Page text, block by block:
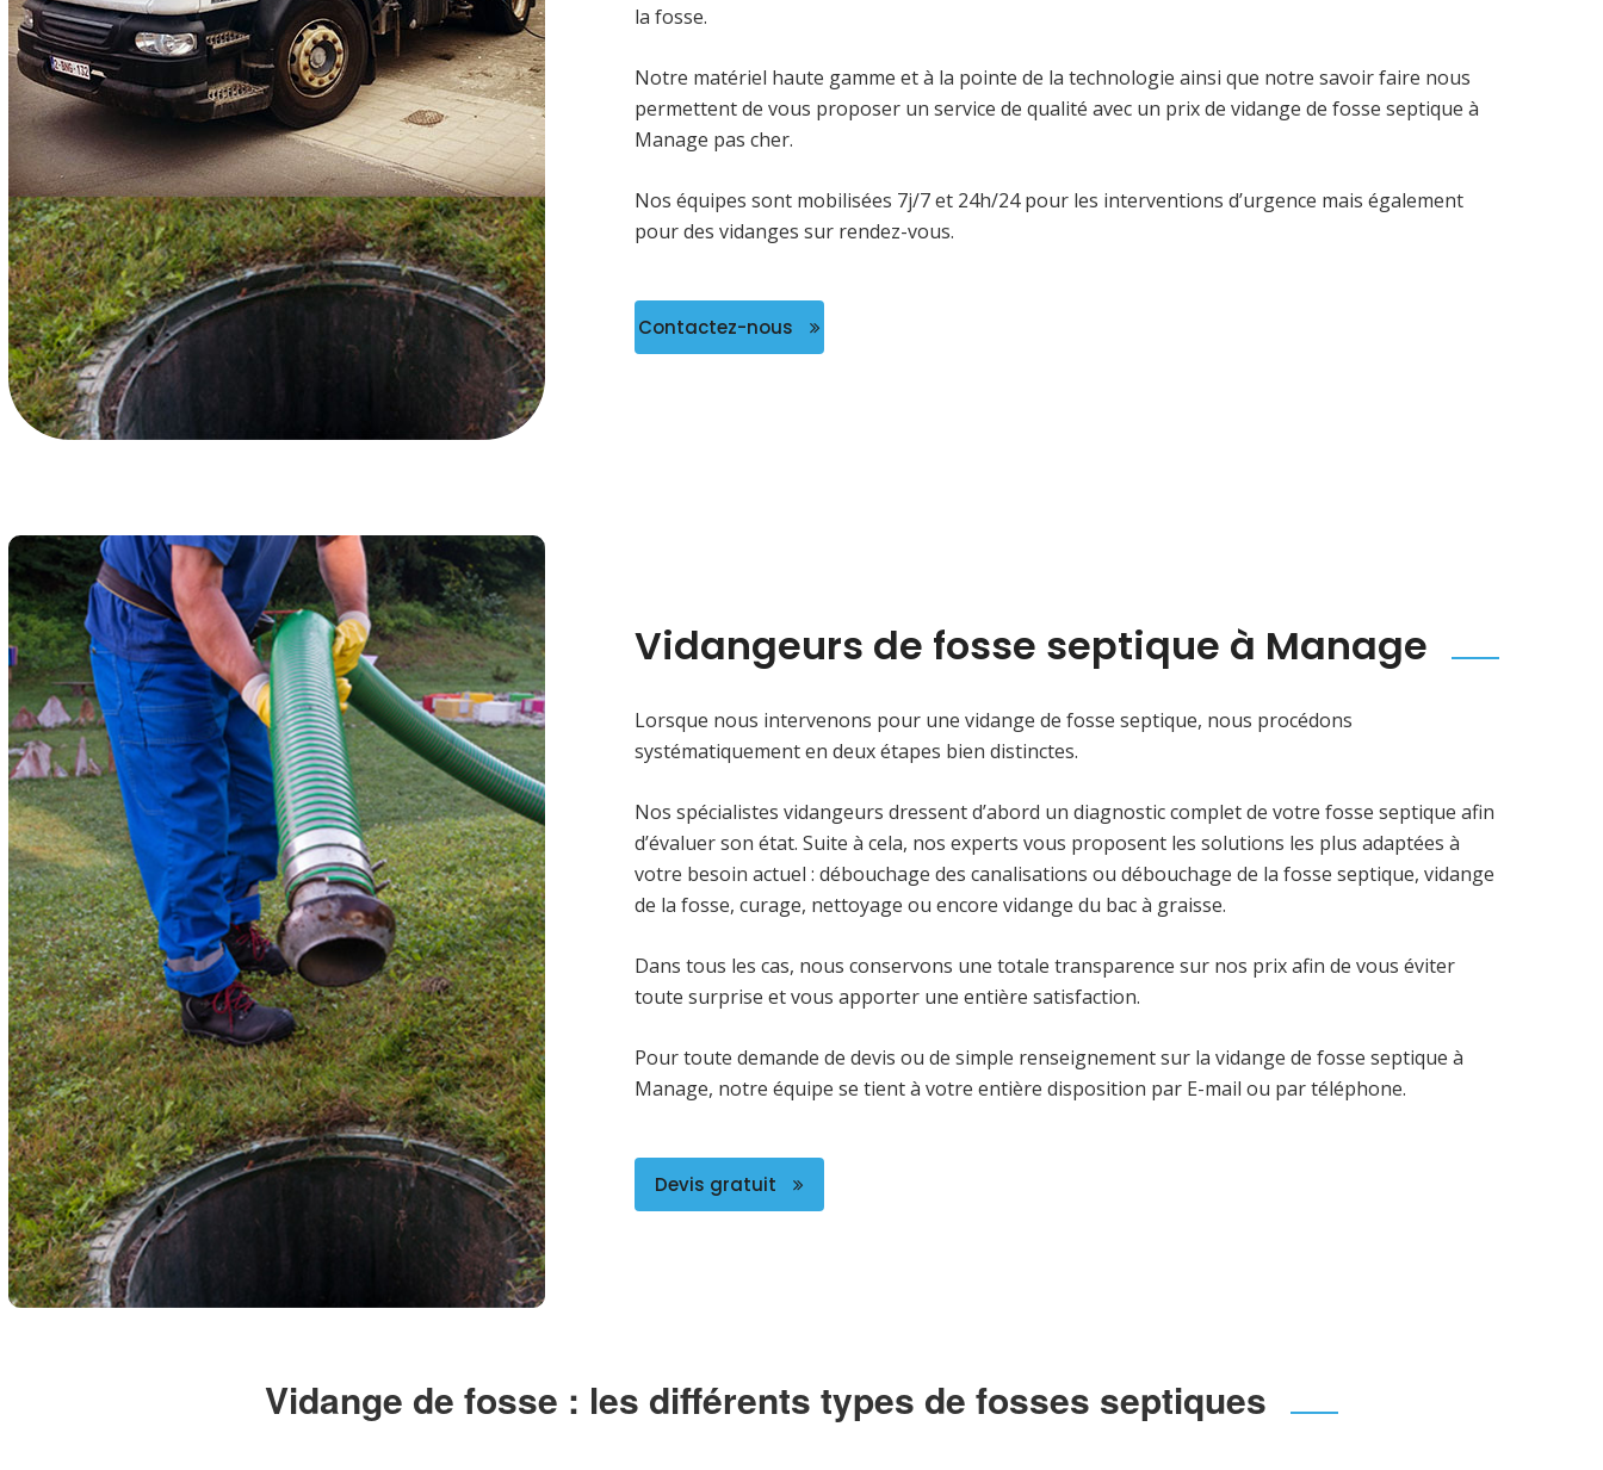
la fosse.
Notre matériel haute gamme et à la pointe de la technologie ainsi que notre savoir faire nous
permettent de vous proposer un service de qualité avec un prix de vidange de fosse septique à
Manage pas cher.
Nos équipes sont mobilisées 7j/7 et 24h/24 pour les interventions d’urgence mais également
pour des vidanges sur rendez-vous.
Contactez-nous
Vidangeurs de fosse septique à Manage
Lorsque nous intervenons pour une vidange de fosse septique, nous procédons
systématiquement en deux étapes bien distinctes.
Nos spécialistes vidangeurs dressent d’abord un diagnostic complet de votre fosse septique afin
d’évaluer son état. Suite à cela, nos experts vous proposent les solutions les plus adaptées à
votre besoin actuel : débouchage des canalisations ou débouchage de la fosse septique, vidange
de la fosse, curage, nettoyage ou encore vidange du bac à graisse.
Dans tous les cas, nous conservons une totale transparence sur nos prix afin de vous éviter
toute surprise et vous apporter une entière satisfaction.
Pour toute demande de devis ou de simple renseignement sur la vidange de fosse septique à
Manage, notre équipe se tient à votre entière disposition par E-mail ou par téléphone.
Devis gratuit
Vidange de fosse : les différents types de fosses septiques